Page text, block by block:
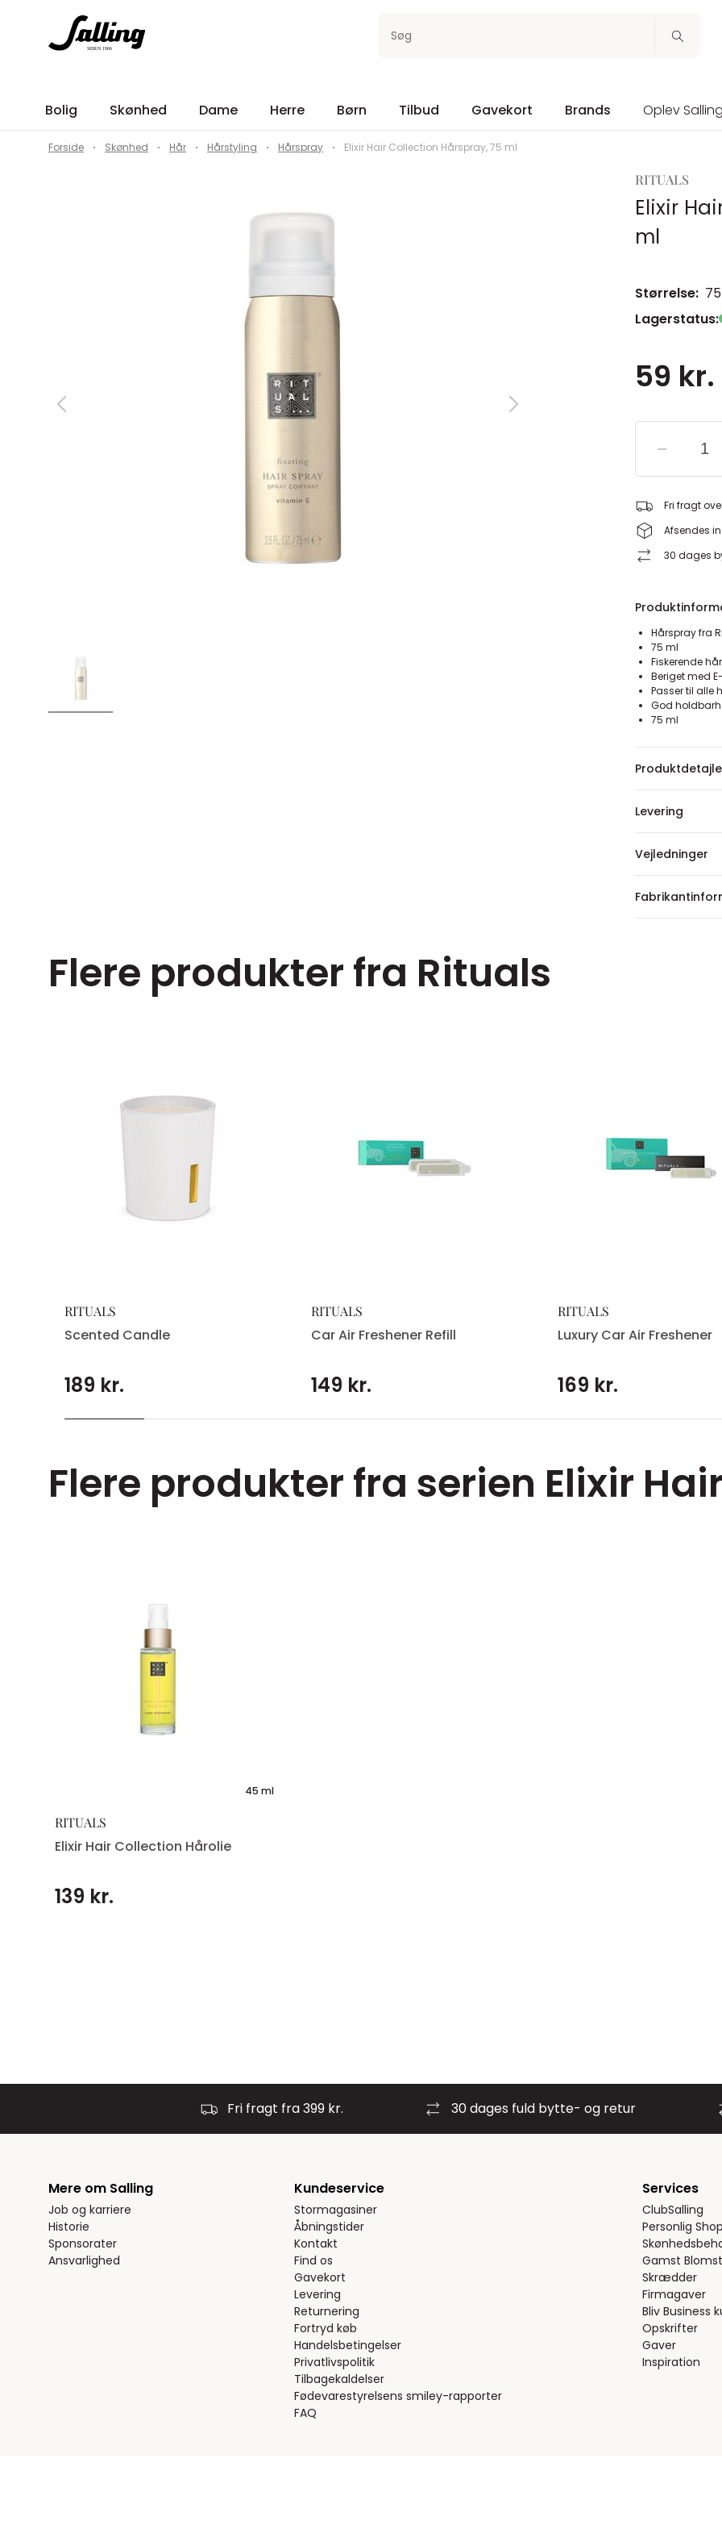
Søg
Bolig Skønhed Dame Herre Børn Tilbud Gavekort Brands Oplev Salling
Forside Skønhed Hår Hårstyling Hårspray Elixir Hair Collection Hårspray, 75 ml
RITUALS
Elixir
ml
Størrelse:
Lagerstatus:
59 kr.
Fri fragt
Afsendes
30 dages
Hårspray fra
75 ml
Fiskerende
Beriget med
Passer til alle
God
75 ml
Levering
Vejledninger
Flere produkter fra Rituals
RITUALS
Scented Candle
189 kr.
RITUALS
Car Air Freshener Refill
149 kr.
RITUALS
Luxury Car Air Freshener
169 kr.
Flere produkter fra serien Elixir
45 ml
RITUALS
Elixir Hair Collection Hårolie
139 kr.
Fri fragt fra 399 kr. 30 dages fuld bytte- og retur
Mere om Salling
Job og karriere
Historie
Sponsorater
Ansvarlighed
Kundeservice
Stormagasiner
Åbningstider
Kontakt
Find os
Gavekort
Levering
Returnering
Fortryd køb
Handelsbetingelser
Privatlivspolitik
Tilbagekaldelser
Fødevarestyrelsens smiley-rapporter
FAQ
Services
ClubSalling
Personlig
Gamst
Skrædder
Firmagaver
Bliv Business
Opskrifter
Gaver
Inspiration